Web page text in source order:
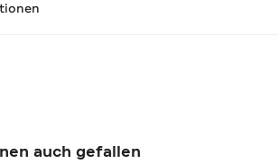
auch gefallen